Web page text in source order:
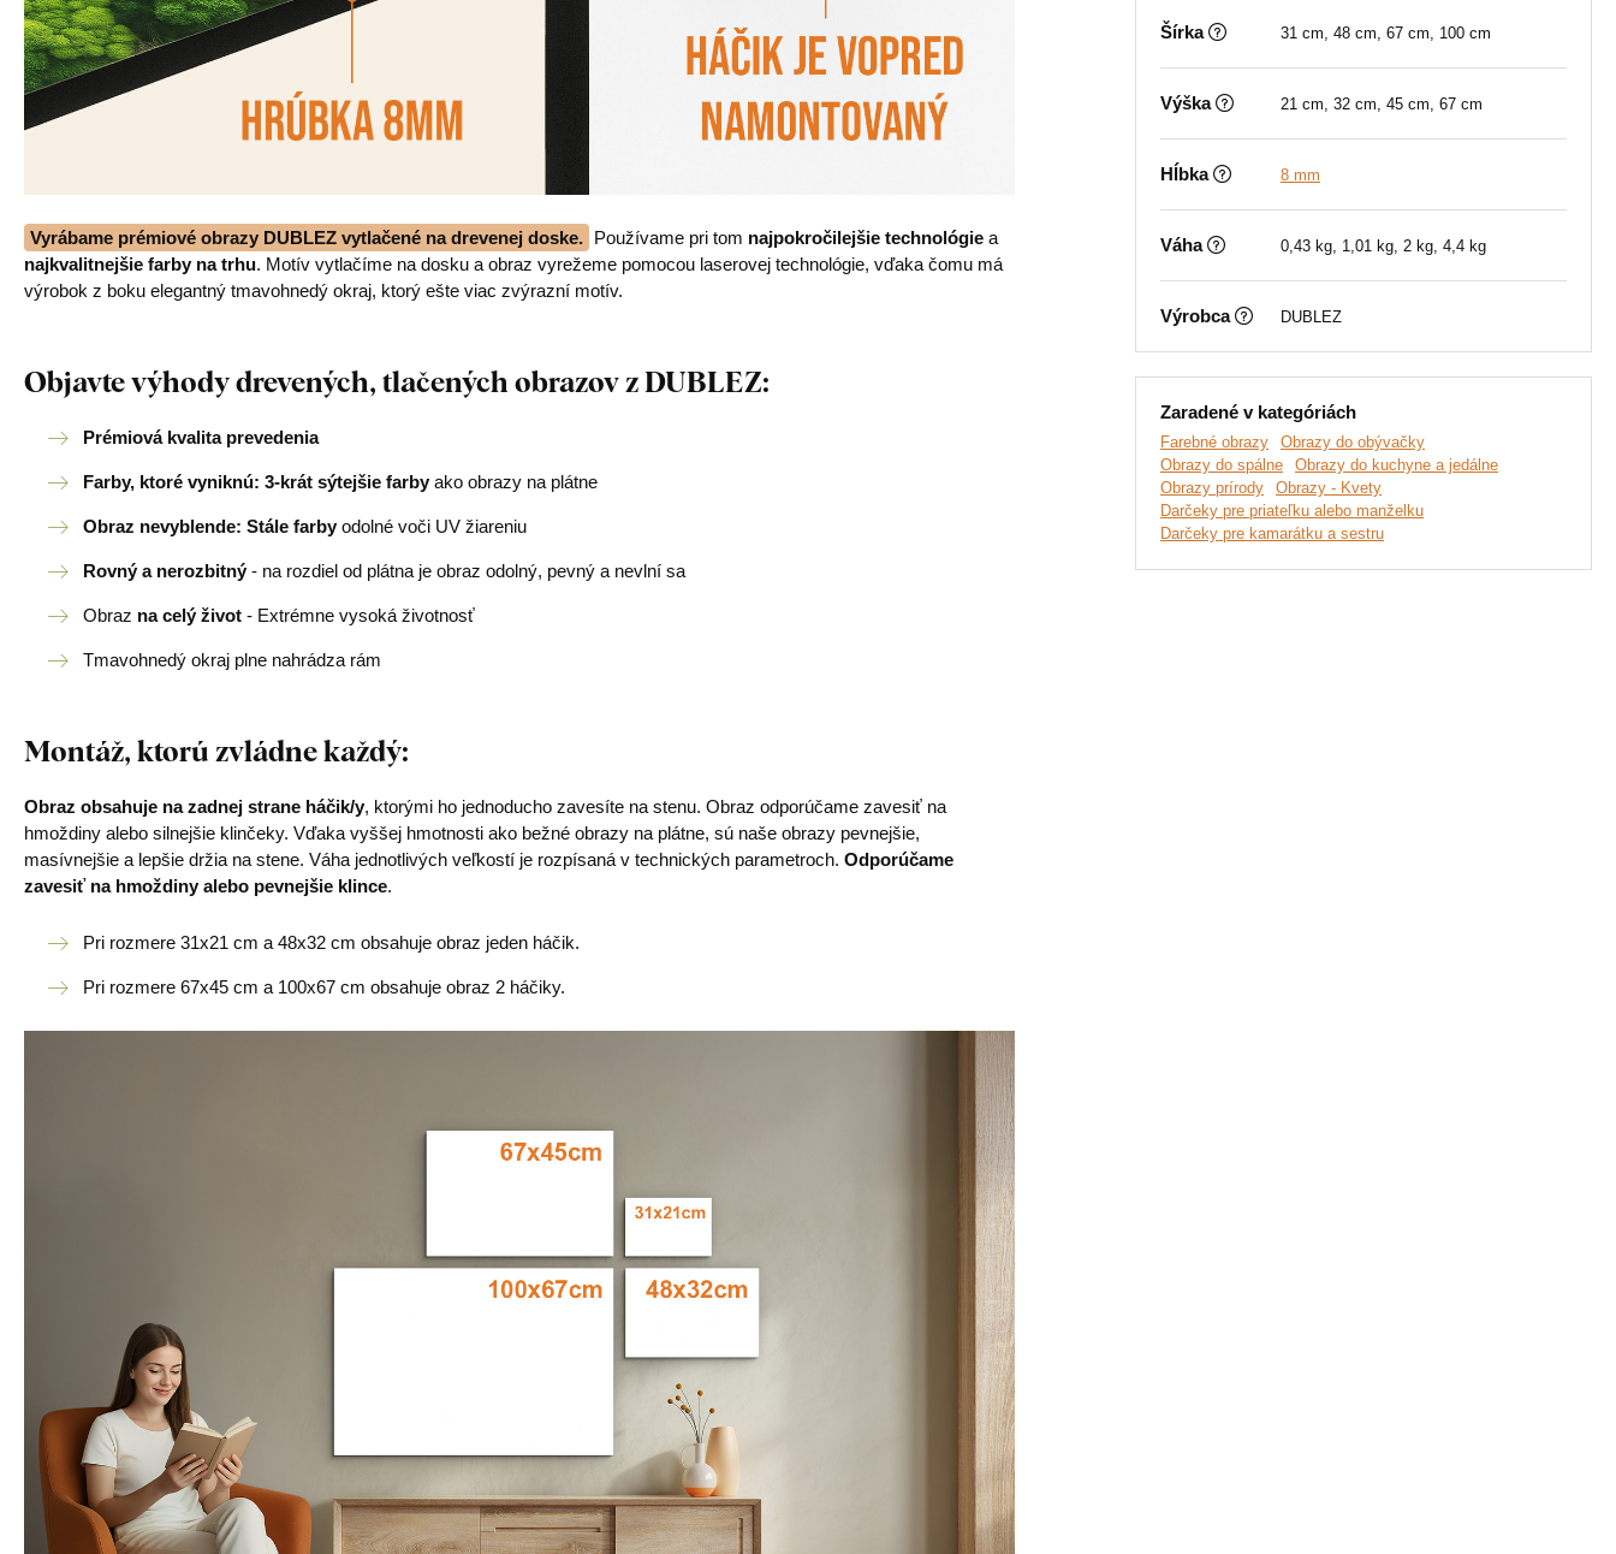
Vyrábame prémiové obrazy DUBLEZ vytlačené na drevenej doske. Používame pri tom najpokročilejšie technológie a
najkvalitnejšie farby na trhu. Motív vytlačíme na dosku a obraz vyrežeme pomocou laserovej technológie, vďaka čomu má
výrobok z boku elegantný tmavohnedý okraj, ktorý ešte viac zvýrazní motív.
Objavte výhody drevených, tlačených obrazov z DUBLEZ:
Prémiová kvalita prevedenia
Farby, ktoré vyniknú: 3-krát sýtejšie farby ako obrazy na plátne
Obraz nevyblende: Stále farby odolné voči UV žiareniu
Rovný a nerozbitný - na rozdiel od plátna je obraz odolný, pevný a nevlní sa
Obraz na celý život - Extrémne vysoká životnosť
Tmavohnedý okraj plne nahrádza rám
Montáž, ktorú zvládne každý:
Obraz obsahuje na zadnej strane háčik/y, ktorými ho jednoducho zavesíte na stenu. Obraz odporúčame zavesiť na
hmoždiny alebo silnejšie klinčeky. Vďaka vyššej hmotnosti ako bežné obrazy na plátne, sú naše obrazy pevnejšie,
masívnejšie a lepšie držia na stene. Váha jednotlivých veľkostí je rozpísaná v technických parametroch. Odporúčame
zavesiť na hmoždiny alebo pevnejšie klince.
Pri rozmere 31x21 cm a 48x32 cm obsahuje obraz jeden háčik.
Pri rozmere 67x45 cm a 100x67 cm obsahuje obraz 2 háčiky.
Šírka 31 cm, 48 cm, 67 cm, 100 cm
Výška 21 cm, 32 cm, 45 cm, 67 cm
Hĺbka 8 mm
Váha 0,43 kg, 1,01 kg, 2 kg, 4,4 kg
Výrobca DUBLEZ
Zaradené v kategóriách
Farebné obrazy
Obrazy do obývačky
Obrazy do spálne
Obrazy do kuchyne a jedálne
Obrazy prírody
Obrazy - Kvety
Darčeky pre priateľku alebo manželku
Darčeky pre kamarátku a sestru